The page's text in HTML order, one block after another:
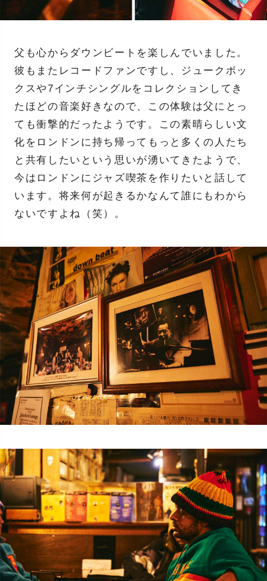
父も心からダウンビートを楽しんでいました。
彼もまたレコードファンですし、ジュークボッ
クスや7インチシングルをコレクションしてき
たほどの音楽好きなので、この体験は父にとっ
ても衝撃的だったようです。この素晴らしい文
化をロンドンに持ち帰ってもっと多くの人たち
と共有したいという思いが湧いてきたようで、
今はロンドンにジャズ喫茶を作りたいと話して
います。将来何が起きるかなんて誰にもわから
ないですよね（笑）。